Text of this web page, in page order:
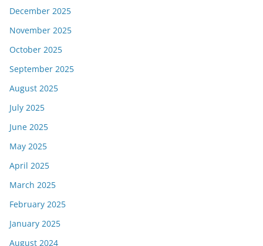
December 2025
November 2025
October 2025
September 2025
August 2025
July 2025
June 2025
May 2025
April 2025
March 2025
February 2025
January 2025
August 2024